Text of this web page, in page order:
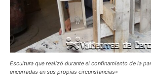
Escultura que realizó durante el confinamiento de la
encerradas en sus propias circunstancias»